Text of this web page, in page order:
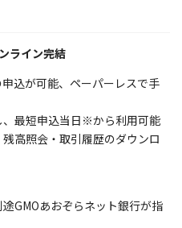
ライン完結
込が可能、ペーパーレスで手
、最短申込当日※から利用可能
高照会・取引履歴のダウンロ
GMOあおぞらネット銀行が指